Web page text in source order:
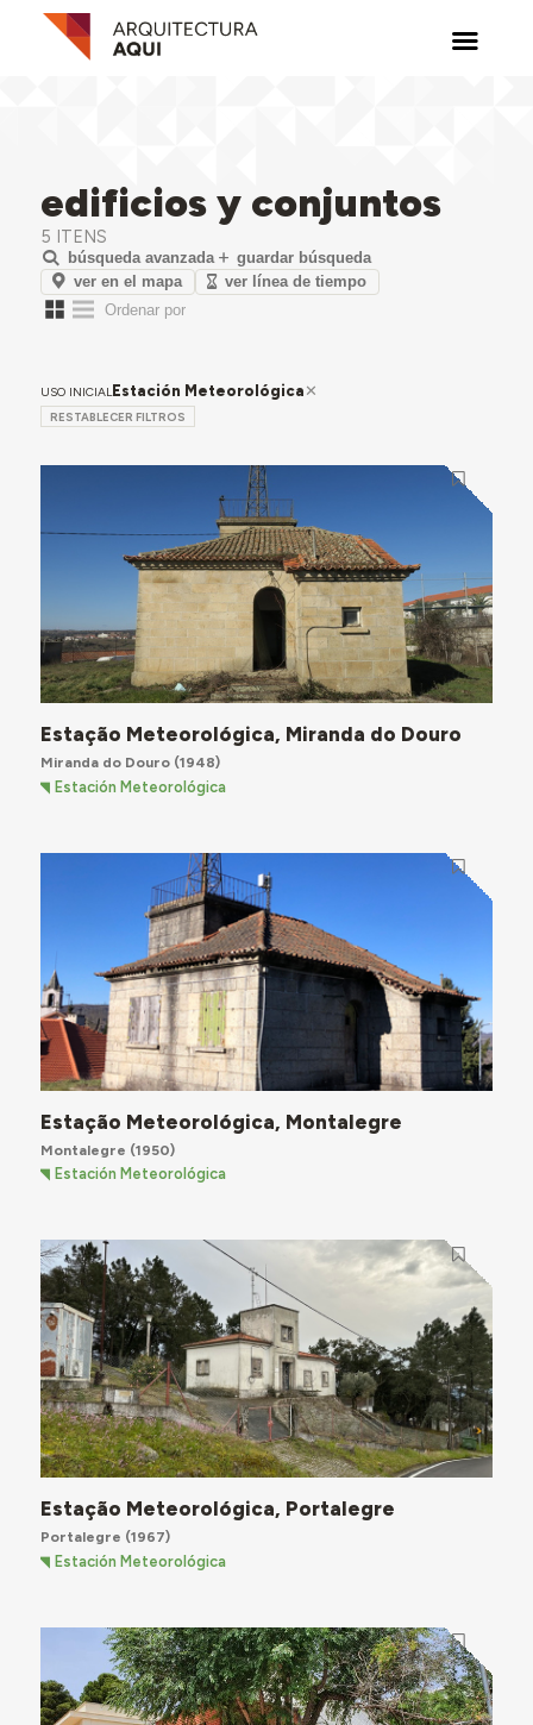
edificios y conjuntos
5 ITENS
búsqueda avanzada
guardar búsqueda
ver en el mapa
ver línea de tiempo
USO INICIALEstación Meteorológica
RESTABLECER FILTROS
Estação Meteorológica, Miranda do Douro
Miranda do Douro(1948)
Estación Meteorológica
Estação Meteorológica, Montalegre
Montalegre (1950)
Estación Meteorológica
Estação Meteorológica, Portalegre
Portalegre (1967)
Estación Meteorológica